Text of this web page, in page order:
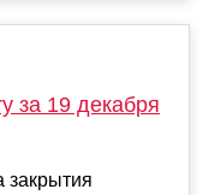
за 19 декабря
закрытия